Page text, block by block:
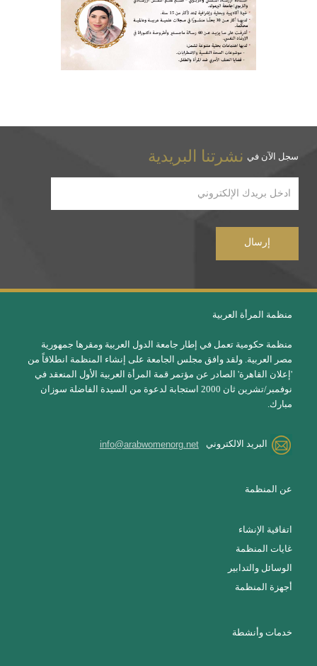
سجل الآن في نشرتنا البريدية
منظمة المرأة العربية
منظمة حكومية تعمل في إطار جامعة الدول العربية ومقرها جمهورية
مصر العربية. ولقد وافق مجلس الجامعة على إنشاء المنظمة انطلاقاً من
'إعلان القاهرة' الصادر عن مؤتمر قمة المرأة العربية الأول المنعقد في
نوفمبر/تشرين ثان 2000 استجابة لدعوة من السيدة الفاضلة سوزان
مبارك.
البريد الالكتروني info@arabwomenorg.net
عن المنظمة
اتفاقية الإنشاء
غايات المنظمة
الوسائل والتدابير
أجهزة المنظمة
خدمات وأنشطة